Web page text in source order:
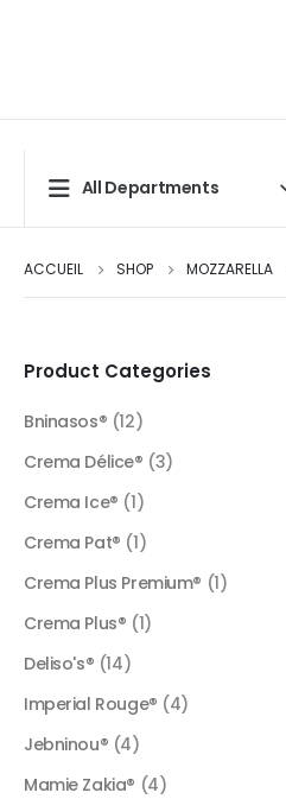
All Departments
ACCUEIL SHOP MOZZARELLA
Product Categories
Bninasos® (12)
Crema Délice® (3)
Crema Ice® (1)
Crema Pat® (1)
Crema Plus Premium® (1)
Crema Plus® (1)
Deliso's® (14)
Imperial Rouge® (4)
Jebninou® (4)
Mamie Zakia® (4)